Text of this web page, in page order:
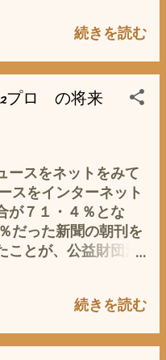
ーベスト 充電
ですか(ﾟ∀ﾟ) コレ、
)MIZUNO トレーニ
モブリッドシャツ
] 彼が、言うに、
と思いますよ」 との
さらに、 「バイク
電式バッテリー」
で検索 アリました
ARRIS 充電式電熱ベ
付き も〜っ、 今時
ラなのね(ﾟ∀ﾟ) ナン
の役割とは、 以下、
のこと ①【消音】 高
ガス」をそのまま大
音）が出てしまうの
音する役割 ②【吸気
スが出て行く「勢
、吸気の効率を上げ
良く出て行く事で、
く吸気出来る！」み
なるので、吸気の効
等の環境対策装置も
続きを読む
プロ の将来
ースをネットをみて
スをインターネット
が７１・４％とな
だった新聞の朝刊を
ことが、公益財団法
ent1801200010-
続きを読む